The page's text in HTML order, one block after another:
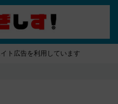
ト広告を利用しています